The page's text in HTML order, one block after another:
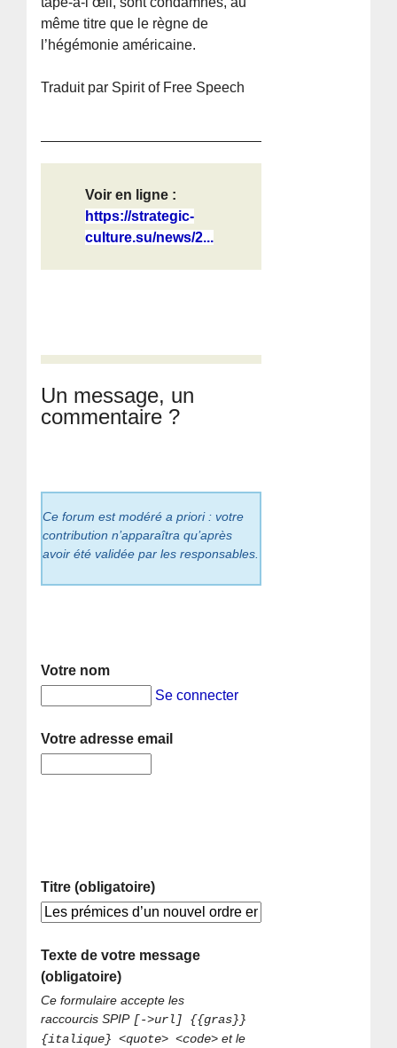
même titre que le règne de
l’hégémonie américaine.
Traduit par Spirit of Free Speech
Voir en ligne :
https://strategic-
culture.su/news/2...
Un message, un
commentaire ?
Ce forum est modéré a priori : votre
contribution n’apparaîtra qu’après
avoir été validée par les responsables.
Votre nom
Se connecter
Votre adresse email
Titre (obligatoire)
Texte de votre message
(obligatoire)
Ce formulaire accepte les
raccourcis SPIP [->url] {{gras}}
{italique} <quote> <code> et le